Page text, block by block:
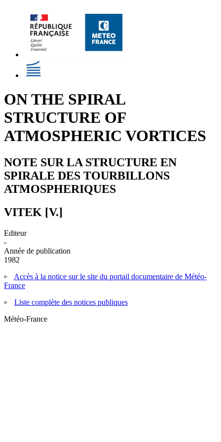
ON THE SPIRAL
STRUCTURE OF
ATMOSPHERIC VORTICES
NOTE SUR LA STRUCTURE EN
SPIRALE DES TOURBILLONS
ATMOSPHERIQUES
VITEK [V.]
Editeur
-
Année de publication
1982
Accès à la notice sur le site du portail documentaire de Météo-
France
Liste complète des notices publiques
Météo-France